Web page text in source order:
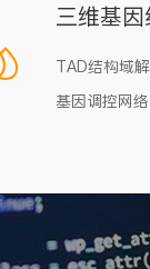
三维基
TAD结构域
基因调控网络